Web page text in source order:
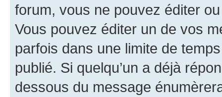
forum, vous ne pouvez éditer
Vous pouvez éditer un de vos
parfois dans une limite de
publié. Si quelqu’un a déjà
dessous du message